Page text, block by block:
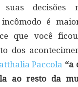
suas decisões
incômodo é
que você
dos
Paccola “a
ao resto da